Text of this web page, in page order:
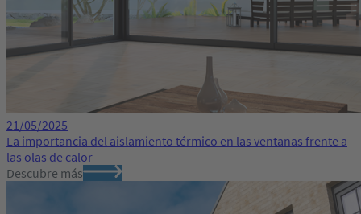
21/05/2025
La importancia del aislamiento térmico en las ventanas frente a
las olas de calor
Descubre más